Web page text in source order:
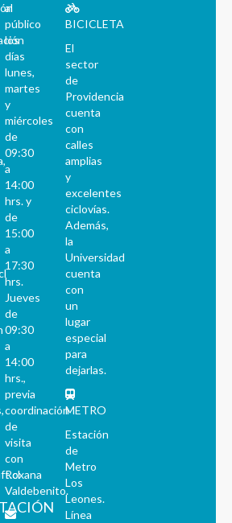
al
público
los
días
lunes,
martes
y
miércoles
de
09:30
a
14:00
hrs. y
de
15:00
a
17:30
hrs.
Jueves
de
09:30
a
14:00
hrs.,
previa
coordinación
de
visita
con
Roxana
Valdebenito.
BICICLETA
El
sector
de
Providencia
cuenta
con
calles
amplias
y
excelentes
ciclovías.
Además,
la
Universidad
cuenta
con
un
lugar
especial
para
dejarlas.
METRO
Estación
de
Metro
Los
Leones.
Línea